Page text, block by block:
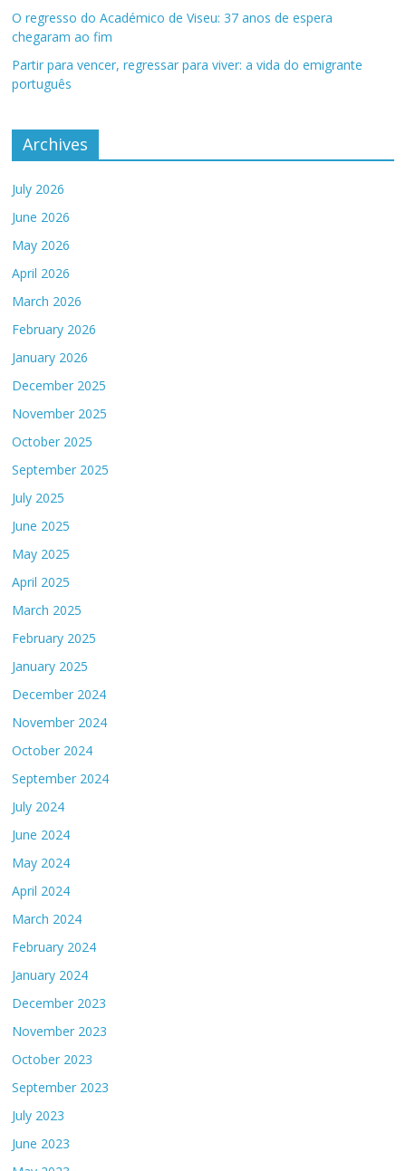
O regresso do Académico de Viseu: 37 anos de espera
chegaram ao fim
Partir para vencer, regressar para viver: a vida do emigrante
português
Archives
July 2026
June 2026
May 2026
April 2026
March 2026
February 2026
January 2026
December 2025
November 2025
October 2025
September 2025
July 2025
June 2025
May 2025
April 2025
March 2025
February 2025
January 2025
December 2024
November 2024
October 2024
September 2024
July 2024
June 2024
May 2024
April 2024
March 2024
February 2024
January 2024
December 2023
November 2023
October 2023
September 2023
July 2023
June 2023